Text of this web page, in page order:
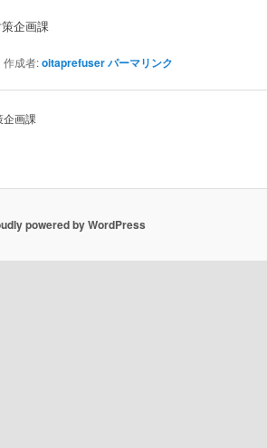
企画課
作成者:oitaprefuserパーマリンク
企画課
powered by WordPress